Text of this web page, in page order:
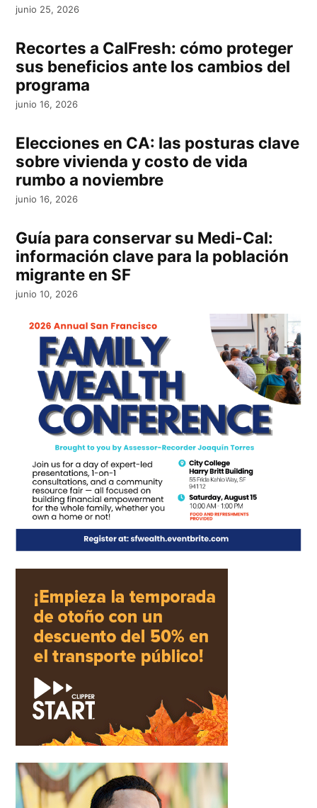
junio 25, 2026
Recortes a CalFresh: cómo proteger
sus beneficios ante los cambios del
programa
junio 16, 2026
Elecciones en CA: las posturas clave
sobre vivienda y costo de vida
rumbo a noviembre
junio 16, 2026
Guía para conservar su Medi-Cal:
información clave para la población
migrante en SF
junio 10, 2026